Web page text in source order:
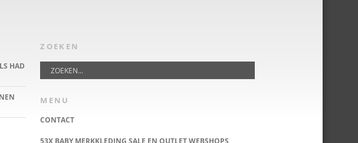
HAD
ZOEKEN
MENU
CONTACT
53X BABY MERKKLEDING SALE EN OUTLET WEBSHOPS